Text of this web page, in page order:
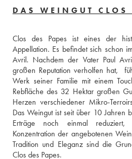
DAS WEINGUT CLOS
Clos des Papes ist eines der
Appellation. Es befindet sich schon
Avril. Nachdem der Vater Paul
großen Reputation verholfen hat,
Werk seiner Familie mit einem
Rebfläche des 32 Hektar großen
Herzen verschiedener Mikro-
Das Weingut ist seit über 10 Jahren
Erträge noch einmal
Konzentration der angebotenen
Tradition und Eleganz sind die
Clos des Papes.